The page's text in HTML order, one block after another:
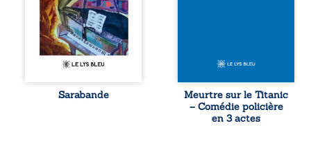
et espoirs… Des
mots s’assemblent,
colorés, rebelles
aux règles de la
poésie, mais
chantant en
forment une
sarabande,
Sarabande
tard, la
l’épave fait
resurgir un secret
que l’on croyait
perdu. Dans un
Meurtre sur le Titanic
– Comédie policière
en 3 actes